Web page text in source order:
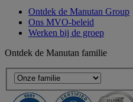
Ontdek de Manutan Group
Ons MVO-beleid
Werken bij de groep
Ontdek de Manutan familie